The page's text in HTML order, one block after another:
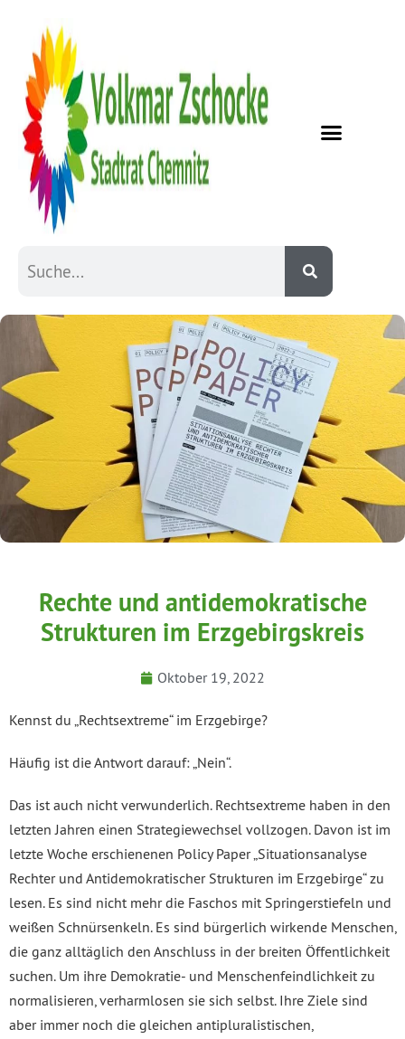
Rechte und antidemokratische
Strukturen im Erzgebirgskreis
Oktober 19, 2022
Kennst du „Rechtsextreme“ im Erzgebirge?
Häufig ist die Antwort darauf: „Nein“.
Das ist auch nicht verwunderlich. Rechtsextreme haben in den
letzten Jahren einen Strategiewechsel vollzogen. Davon ist im
letzte Woche erschienenen Policy Paper „Situationsanalyse
Rechter und Antidemokratischer Strukturen im Erzgebirge“ zu
lesen. Es sind nicht mehr die Faschos mit Springerstiefeln und
weißen Schnürsenkeln. Es sind bürgerlich wirkende Menschen,
die ganz alltäglich den Anschluss in der breiten Öffentlichkeit
suchen. Um ihre Demokratie- und Menschenfeindlichkeit zu
normalisieren, verharmlosen sie sich selbst. Ihre Ziele sind
aber immer noch die gleichen antipluralistischen,